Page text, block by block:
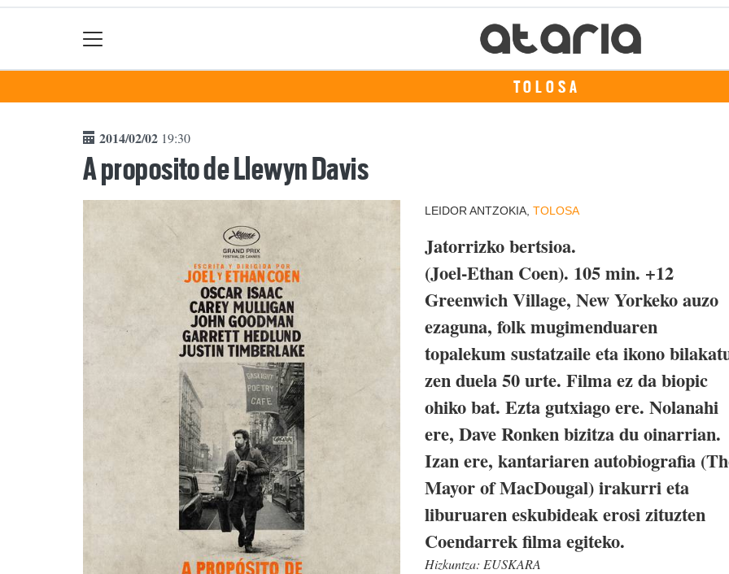
TOLOSA
2014/02/02 19:30
A proposito de Llewyn Davis
LEIDOR ANTZOKIA, TOLOSA
Jatorrizko bertsioa.
(Joel-Ethan Coen). 105 min. +12
Greenwich Village, New Yorkeko auzo
ezaguna, folk mugimenduaren
topalekum sustatzaile eta ikono
zen duela 50 urte. Filma ez da biopic
ohiko bat. Ezta gutxiago ere. Nolanahi
ere, Dave Ronken bizitza du oinarrian.
Izan ere, kantariaren autobiografia
Mayor of MacDougal) irakurri eta
liburuaren eskubideak erosi zituzten
Coendarrek filma egiteko.
Hizkuntza: EUSKARA